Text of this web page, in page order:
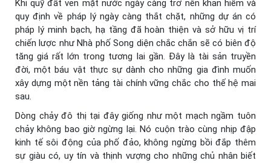
Khi quỹ đất ven mặt nước ngày càng trở nên khan hiếm và
quy định về pháp lý ngày càng thắt chặt, những dự án có
pháp lý minh bạch, hạ tầng đã hoàn thiện và sở hữu vị trí
chiến lược như Nhà phố Song diện chắc chắn sẽ có biên độ
tăng giá rất lớn trong tương lai gần. Đây là tài sản truyền
đời, một báu vật thực sự dành cho những gia đình muốn
xây dựng một nền tảng tài chính vững chắc cho thế hệ mai
sau.
Dòng chảy đô thị tại đây giống như một mạch ngầm tuôn
chảy không bao giờ ngừng lại. Nó cuộn trào cùng nhịp đập
kinh tế sôi động của phố đảo, không ngừng bồi đắp thêm
sự giàu có, uy tín và thịnh vượng cho những chủ nhân biết